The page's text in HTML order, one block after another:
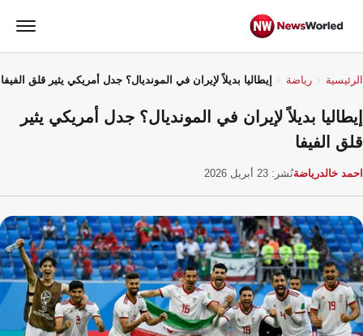
الرئيسية رياضة إيطاليا بديلاً لإيران في المونديال؟ جدل أمريكي يثير قلق الفيفا
إيطاليا بديلاً لإيران في المونديال؟ جدل أمريكي يثير
قلق الفيفا
احمد خالدرياضةنُشر: 23 أبريل 2026